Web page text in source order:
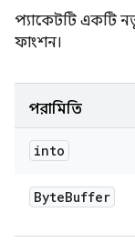
প্যাকেটটি একটি
ফাংশন।
পরামিতি
into
ByteBuffer